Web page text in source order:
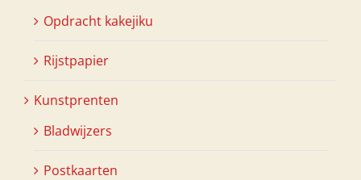
Opdracht kakejiku
Rijstpapier
Kunstprenten
Bladwijzers
Postkaarten